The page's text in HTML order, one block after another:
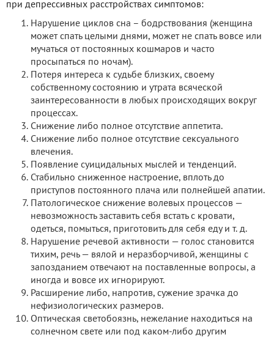
при депрессивных расстройствах симптомов:
Нарушение циклов сна – бодрствования (женщина
может спать целыми днями, может не спать вовсе или
мучаться от постоянных кошмаров и часто
просыпаться по ночам).
Потеря интереса к судьбе близких, своему
собственному состоянию и утрата всяческой
заинтересованности в любых происходящих вокруг
процессах.
Снижение либо полное отсутствие аппетита.
Снижение либо полное отсутствие сексуального
влечения.
Появление суицидальных мыслей и тенденций.
Стабильно сниженное настроение, вплоть до
приступов постоянного плача или полнейшей апатии.
Патологическое снижение волевых процессов —
невозможность заставить себя встать с кровати,
одеться, помыться, приготовить для себя еду и т. д.
Нарушение речевой активности — голос становится
тихим, речь — вялой и неразборчивой, женщины с
запозданием отвечают на поставленные вопросы, а
иногда и вовсе их игнорируют.
Расширение либо, напротив, сужение зрачка до
нефизиологических размеров.
Оптическая светобоязнь, нежелание находиться на
солнечном свете или под каком-либо другим